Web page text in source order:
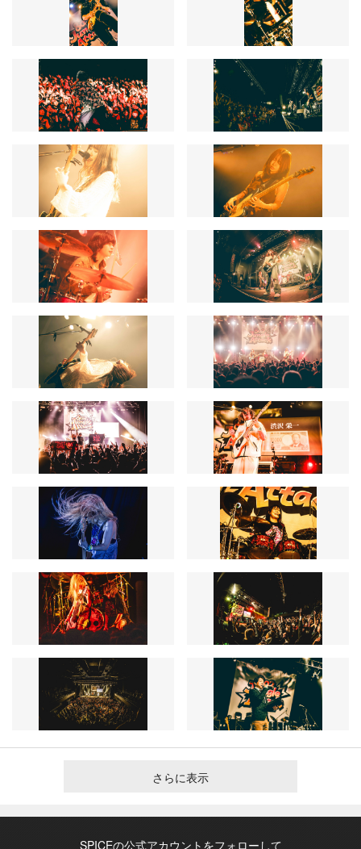
さらに表示
SPICEの公式アカウントをフォローして